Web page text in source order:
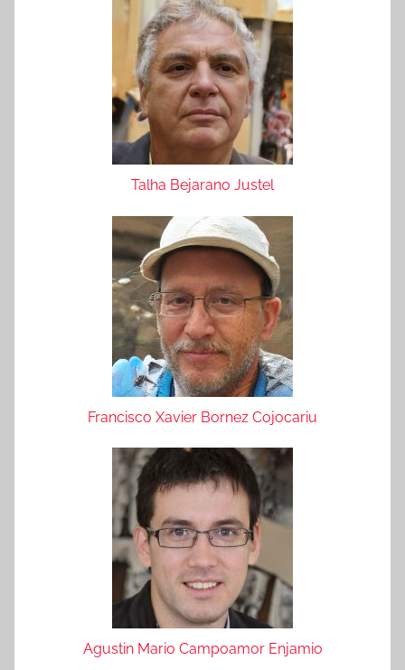
Talha Bejarano Justel
Francisco Xavier Bornez Cojocariu
Agustin Mario Campoamor Enjamio